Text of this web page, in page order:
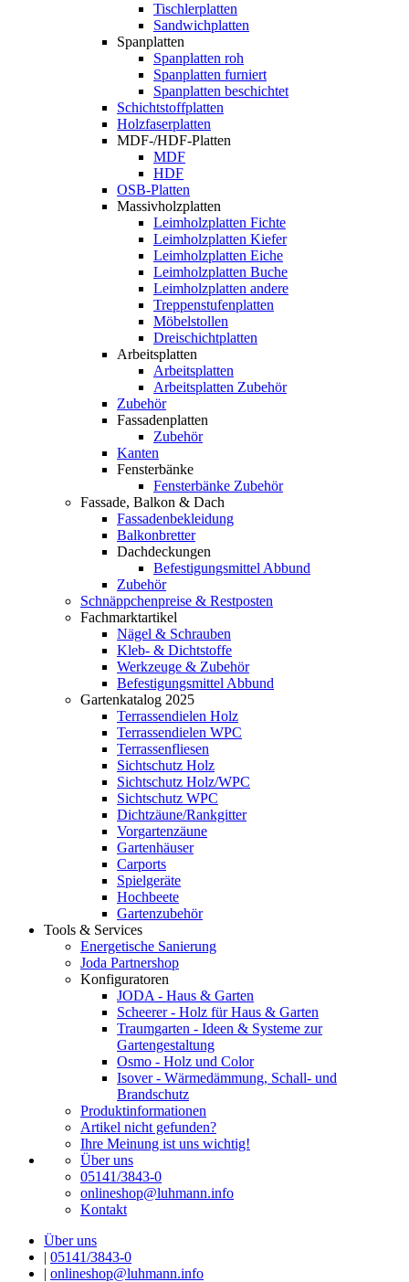
Tischlerplatten
Sandwichplatten
Spanplatten
Spanplatten roh
Spanplatten furniert
Spanplatten beschichtet
Schichtstoffplatten
Holzfaserplatten
MDF-/HDF-Platten
MDF
HDF
OSB-Platten
Massivholzplatten
Leimholzplatten Fichte
Leimholzplatten Kiefer
Leimholzplatten Eiche
Leimholzplatten Buche
Leimholzplatten andere
Treppenstufenplatten
Möbelstollen
Dreischichtplatten
Arbeitsplatten
Arbeitsplatten
Arbeitsplatten Zubehör
Zubehör
Fassadenplatten
Zubehör
Kanten
Fensterbänke
Fensterbänke Zubehör
Fassade, Balkon & Dach
Fassadenbekleidung
Balkonbretter
Dachdeckungen
Befestigungsmittel Abbund
Zubehör
Schnäppchenpreise & Restposten
Fachmarktartikel
Nägel & Schrauben
Kleb- & Dichtstoffe
Werkzeuge & Zubehör
Befestigungsmittel Abbund
Gartenkatalog 2025
Terrassendielen Holz
Terrassendielen WPC
Terrassenfliesen
Sichtschutz Holz
Sichtschutz Holz/WPC
Sichtschutz WPC
Dichtzäune/Rankgitter
Vorgartenzäune
Gartenhäuser
Carports
Spielgeräte
Hochbeete
Gartenzubehör
Tools & Services
Energetische Sanierung
Joda Partnershop
Konfiguratoren
JODA - Haus & Garten
Scheerer - Holz für Haus & Garten
Traumgarten - Ideen & Systeme zur
Gartengestaltung
Osmo - Holz und Color
Isover - Wärmedämmung, Schall- und
Brandschutz
Produktinformationen
Artikel nicht gefunden?
Ihre Meinung ist uns wichtig!
Über uns
05141/3843-0
onlineshop@luhmann.info
Kontakt
Über uns
| 05141/3843-0
| onlineshop@luhmann.info